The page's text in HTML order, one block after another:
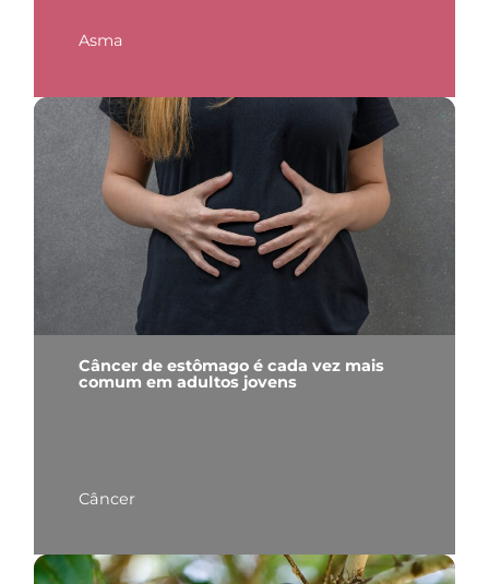
Asma
Câncer de estômago é cada vez mais
comum em adultos jovens
Câncer